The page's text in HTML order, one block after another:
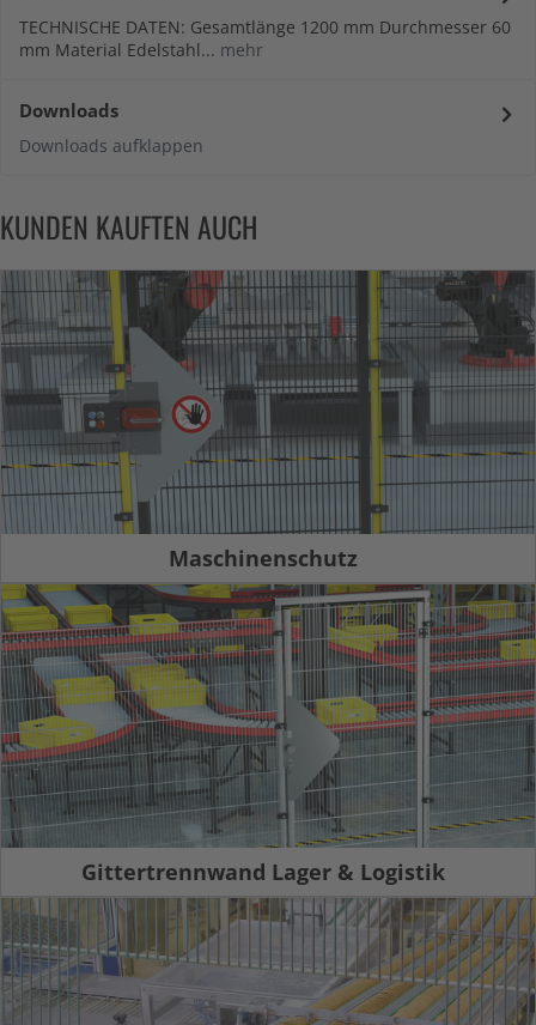
TECHNISCHE DATEN: Gesamtlänge 1200 mm Durchmesser 60
mm Material Edelstahl... mehr
Downloads
Downloads aufklappen
KUNDEN KAUFTEN AUCH
Maschinenschutz
Gittertrennwand Lager & Logistik